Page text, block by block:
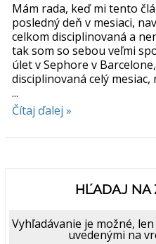
Mám rada, keď mi tento
posledný deň v mesiaci,
celkom disciplinovaná a
tak som so sebou veľmi
úlet v Sephore v
disciplinovaná celý mesiac,
...
Čítaj ďalej »
HĽADAJ NA
Vyhľadávanie je možné,
uvedenými na